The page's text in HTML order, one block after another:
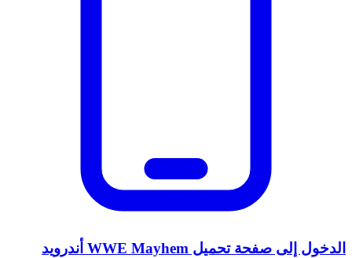
الدخول إلى صفحة تحميل WWE Mayhem أندرويد